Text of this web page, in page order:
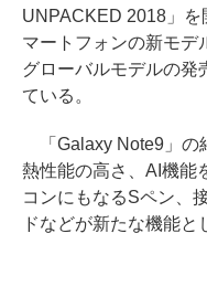
UNPACKED 2018」
マートフォンの新モデ
グローバルモデルの発
ている。
「Galaxy Note9」の
熱性能の高さ、AI機能
コンにもなるSペン、
ドなどが新たな機能と